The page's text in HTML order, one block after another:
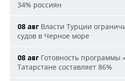
34% россиян
08 авг Власти Турции
судов в Черное море
08 авг Готовность программы
Татарстане составляет 86%